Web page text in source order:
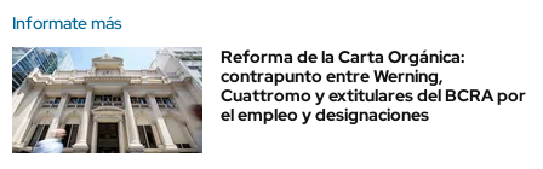
Informate más
Reforma de la Carta Orgánica:
contrapunto entre Werning,
Cuattromo y extitulares del BCRA por
el empleo y designaciones